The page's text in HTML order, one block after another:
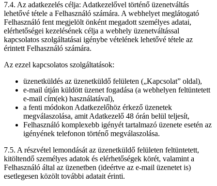
7.4. Az adatkezelés célja: Adatkezelővel történő üzenetváltás
lehetővé tétele a Felhasználó számára. A webhelyet meglátogató
Felhasználó fent megjelölt önként megadott személyes adatai,
elérhetőségei kezelésének célja a webhely üzenetváltással
kapcsolatos szolgáltatásai igénybe vételének lehetővé tétele az
érintett Felhasználó számára.
Az ezzel kapcsolatos szolgáltatások:
üzenetküldés az üzenetküldő felületen („Kapcsolat” oldal),
e-mail útján küldött üzenet fogadása (a webhelyen feltüntetett
e-mail cím(ek) használatával),
a fenti módokon Adatkezelőhöz érkező üzenetek
megválaszolása, amit Adatkezelő 48 órán belül teljesít,
Felhasználó komplexebb igényét tartalmazó üzenete esetén az
igényének telefonon történő megválaszolása.
7.5. A részvétel lemondását az üzenetküldő felületen feltüntetett,
kitöltendő személyes adatok és elérhetőségek körét, valamint a
Felhasználó által az üzenetben (ideértve az e-mail üzenetet is)
esetlegesen közölt további adatait érinti.